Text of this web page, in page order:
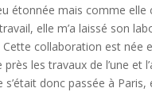
étonnée mais comme elle
elle m’a laissé son
Cette collaboration est née
près les travaux de l’une et
s’était donc passée à